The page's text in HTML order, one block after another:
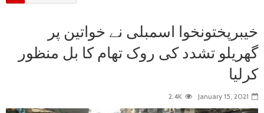
خیبرپختونخوا اسمبلی نے خواتین پر
گھریلو تشدد کی روک تھام کا بل منظور
کرلیا
January 15, 2021
2.4K